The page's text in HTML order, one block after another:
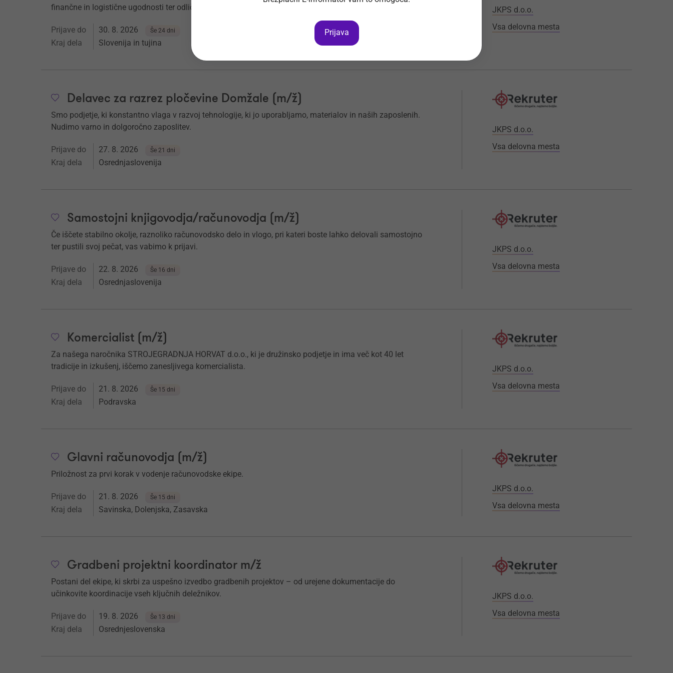
finančne in logistične ugodnosti ter odlično nastanitev.
Prijave do 30. 8. 2026 Še 24 dni
Kraj dela Slovenija in tujina
JKPS d.o.o.
Vsa delovna mesta
Delavec za razrez pločevine Domžale (m/ž)
Smo podjetje, ki konstantno vlaga v razvoj tehnologije, ki jo uporabljamo, materialov in naših zaposlenih.
Nudimo varno in dolgoročno zaposlitev.
Prijave do 27. 8. 2026 Še 21 dni
Kraj dela Osrednjaslovenija
JKPS d.o.o.
Vsa delovna mesta
Samostojni knjigovodja/računovodja (m/ž)
Če iščete stabilno okolje, raznoliko računovodsko delo in vlogo, pri kateri boste lahko delovali samostojno
ter pustili svoj pečat, vas vabimo k prijavi.
Prijave do 22. 8. 2026 Še 16 dni
Kraj dela Osrednjaslovenija
JKPS d.o.o.
Vsa delovna mesta
Komercialist (m/ž)
Za našega naročnika STROJEGRADNJA HORVAT d.o.o., ki je družinsko podjetje in ima več kot 40 let
tradicije in izkušenj, iščemo zanesljivega komercialista.
Prijave do 21. 8. 2026 Še 15 dni
Kraj dela Podravska
JKPS d.o.o.
Vsa delovna mesta
Glavni računovodja (m/ž)
Priložnost za prvi korak v vodenje računovodske ekipe.
Prijave do 21. 8. 2026 Še 15 dni
Kraj dela Savinska, Dolenjska, Zasavska
JKPS d.o.o.
Vsa delovna mesta
Gradbeni projektni koordinator m/ž
Postani del ekipe, ki skrbi za uspešno izvedbo gradbenih projektov – od urejene dokumentacije do
učinkovite koordinacije vseh ključnih deležnikov.
Prijave do 19. 8. 2026 Še 13 dni
Kraj dela Osrednjeslovenska
JKPS d.o.o.
Vsa delovna mesta
Prijava